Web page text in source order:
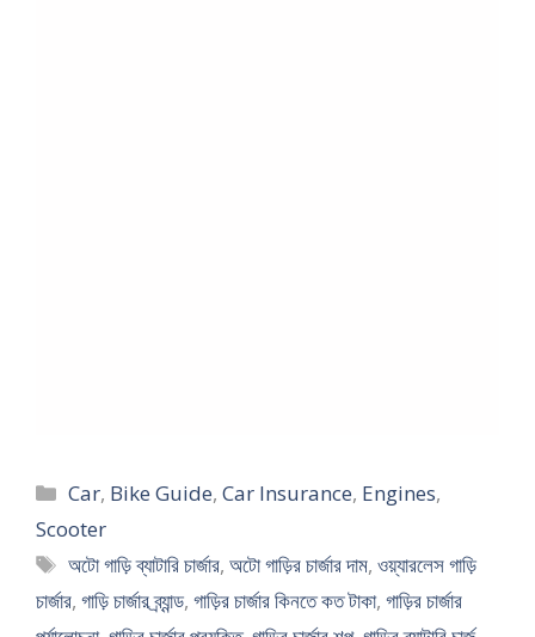
Categories
Car, Bike Guide,Car Insurance, Engines,
Scooter
Tags
অটো গাড়ি ব্যাটারি চার্জার,অটো গাড়ির চার্জার দাম,ওয়্যারলেস গাড়ি
চার্জার, গাড়ি চার্জার ব্র্যান্ড, গাড়ির চার্জার কিনতে কত টাকা, গাড়ির চার্জার